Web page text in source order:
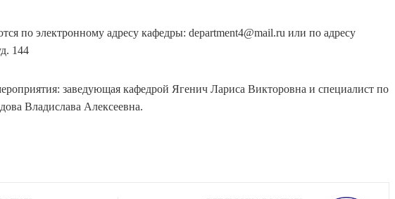
по электронному адресу кафедры: department4@mail.ru или по адресу
144
заведующая кафедрой Ягенич Лариса Викторовна и специалист по
Владислава Алексеевна.